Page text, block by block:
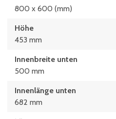
800 x 600 (mm)
Höhe
453 mm
Innenbreite unten
500 mm
Innenlänge unten
682 mm